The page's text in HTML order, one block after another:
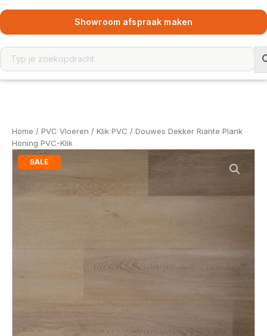
Showroom afspraak maken
Home / PVC Vloeren / Klik PVC / Douwes Dekker Riante Plank
Honing PVC-Klik
SALE